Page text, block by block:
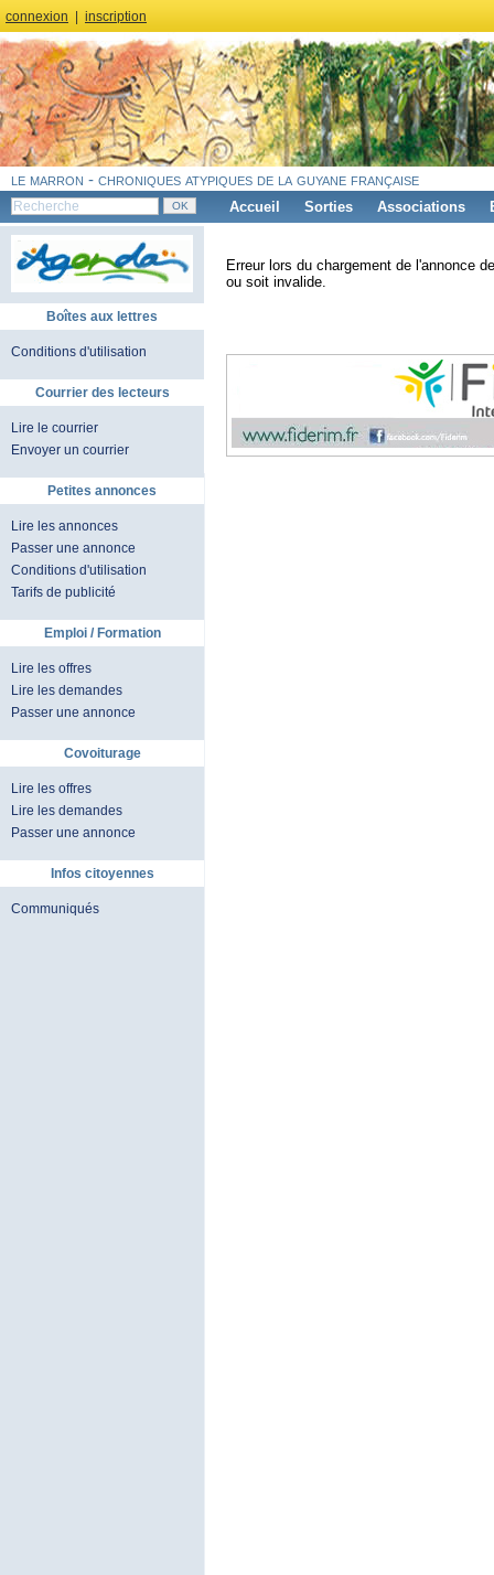
connexion inscription
le marron - chroniques atypiques de la guyane française
Accueil Sorties Associations
Boîtes aux lettres
Conditions d'utilisation
Courrier des lecteurs
Lire le courrier
Envoyer un courrier
Petites annonces
Lire les annonces
Passer une annonce
Conditions d'utilisation
Tarifs de publicité
Emploi / Formation
Lire les offres
Lire les demandes
Passer une annonce
Covoiturage
Lire les offres
Lire les demandes
Passer une annonce
Infos citoyennes
Communiqués
Erreur lors du chargement de l'annonce
ou soit invalide.